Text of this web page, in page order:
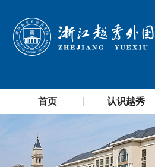
首页 认识越秀